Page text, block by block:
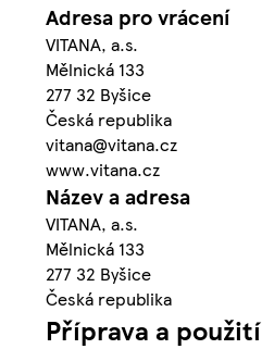
Adresa pro vrácení
VITANA, a.s.
Mělnická 133
277 32 Byšice
Česká republika
vitana@vitana.cz
www.vitana.cz
Název a adresa
VITANA, a.s.
Mělnická 133
277 32 Byšice
Česká republika
Příprava a použití